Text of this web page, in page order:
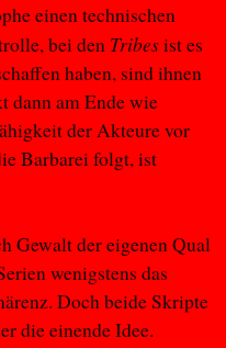
einen technischen
bei den Tribesist es
haben, sind ihnen
dann am Ende wie
der Akteure vor
Barbarei folgt, ist
Gewalt der eigenen Qual
wenigstens das
Doch beide Skripte
die einende Idee.